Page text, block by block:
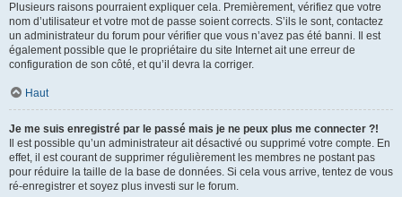
Plusieurs raisons pourraient expliquer cela. Premièrement, vérifiez que votre
nom d’utilisateur et votre mot de passe soient corrects. S’ils le sont, contactez
un administrateur du forum pour vérifier que vous n’avez pas été banni. Il est
également possible que le propriétaire du site Internet ait une erreur de
configuration de son côté, et qu’il devra la corriger.
Haut
Je me suis enregistré par le passé mais je ne peux plus me connecter ?!
Il est possible qu’un administrateur ait désactivé ou supprimé votre compte. En
effet, il est courant de supprimer régulièrement les membres ne postant pas
pour réduire la taille de la base de données. Si cela vous arrive, tentez de vous
ré-enregistrer et soyez plus investi sur le forum.